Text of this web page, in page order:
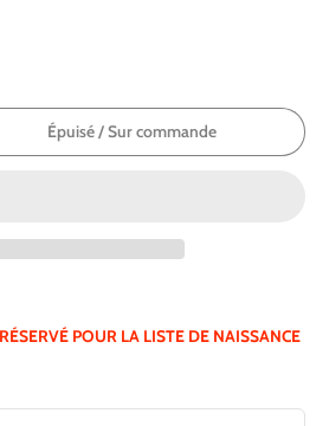
Épuisé / Sur commande
POUR LA LISTE DE NAISSANCE